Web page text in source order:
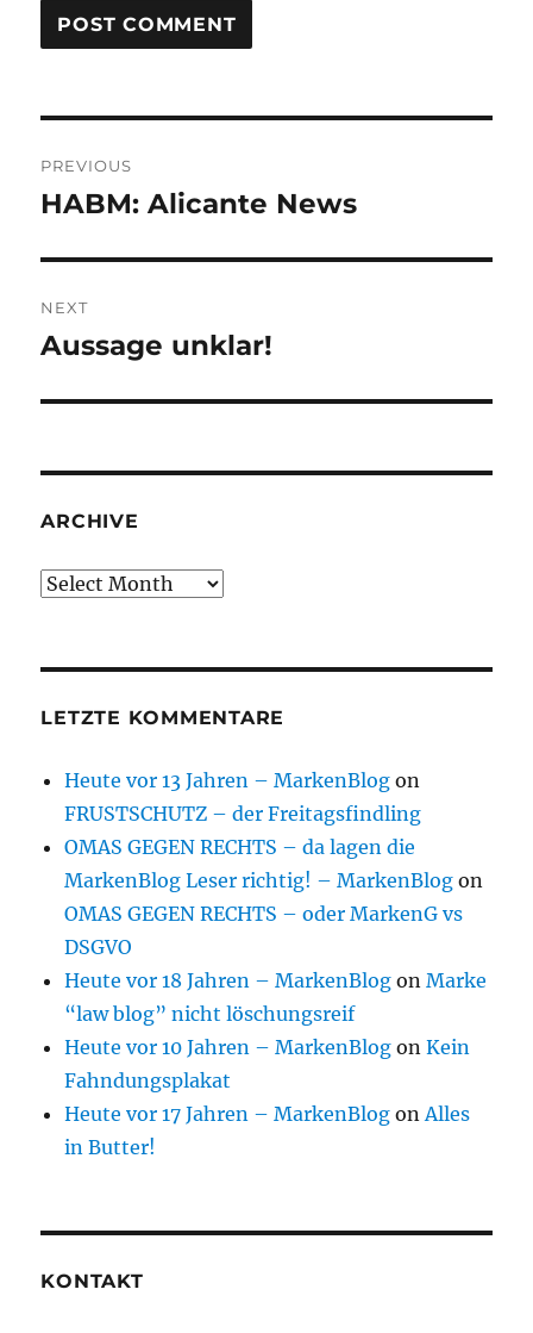
navigation
PREVIOUS
Previous
HABM: Alicante News
NEXT
Next
Aussage unklar!
ARCHIVE
Archive
LETZTE KOMMENTARE
Heute vor 13 Jahren – MarkenBlog on
FRUSTSCHUTZ – der Freitagsfindling
OMAS GEGEN RECHTS – da lagen die
MarkenBlog Leser richtig! – MarkenBlog on
OMAS GEGEN RECHTS – oder MarkenG vs
DSGVO
Heute vor 18 Jahren – MarkenBlog onMarke
“law blog” nicht löschungsreif
Heute vor 10 Jahren – MarkenBlog onKein
Fahndungsplakat
Heute vor 17 Jahren – MarkenBlog onAlles
in Butter!
KONTAKT